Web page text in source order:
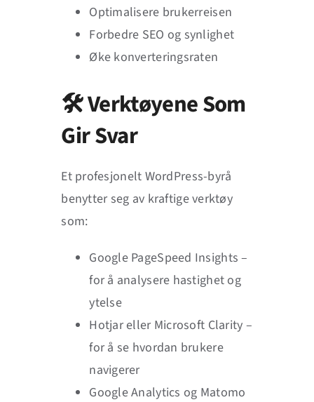
Optimalisere brukerreisen
Forbedre SEO og synlighet
Øke konverteringsraten
🛠️ Verktøyene Som
Gir Svar
Et profesjonelt WordPress-byrå
benytter seg av kraftige verktøy
som:
Google PageSpeed Insights –
for å analysere hastighet og
ytelse
Hotjar eller Microsoft Clarity –
for å se hvordan brukere
navigerer
Google Analytics og Matomo